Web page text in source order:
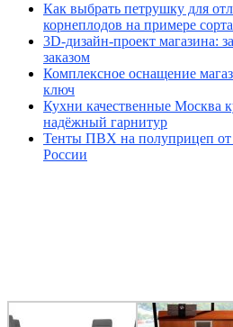
Как выбрать петрушку для
корнеплодов на примере
3D-дизайн-проект магазина:
заказом
Комплексное оснащение
ключ
Кухни качественные Москва
надёжный гарнитур
Тенты ПВХ на полуприцеп от
России